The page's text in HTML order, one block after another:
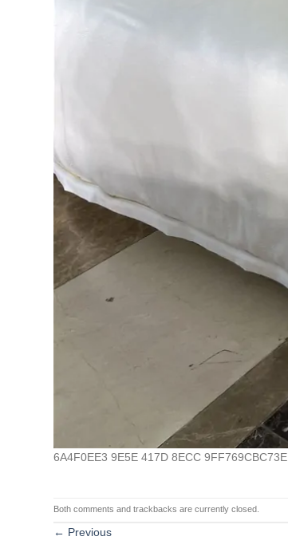
6A4F0EE3 9E5E 417D 8ECC 9FF769CBC73E
Both comments and trackbacks are currently closed.
← Previous